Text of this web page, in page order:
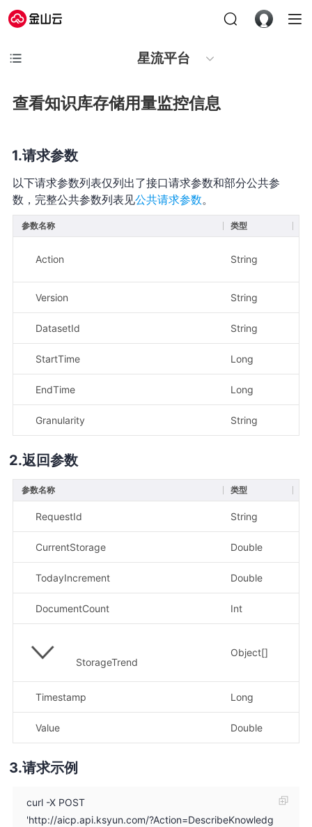
星流平台
查看知识库存储用量监控信息
请求参数
以下请求参数列表仅列出了接口请求参数和部分公共参
数，完整公共参数列表见公共请求参数。
参数名称 类型
Action String
Version String
DatasetId String
StartTime Long
EndTime Long
Granularity String
返回参数
参数名称 类型
RequestId String
CurrentStorage Double
TodayIncrement Double
DocumentCount Int
StorageTrend
Object[]
Timestamp Long
Value Double
请求示例
curl -X POST
'http://aicp.api.ksyun.com/?Action=DescribeKnowledg